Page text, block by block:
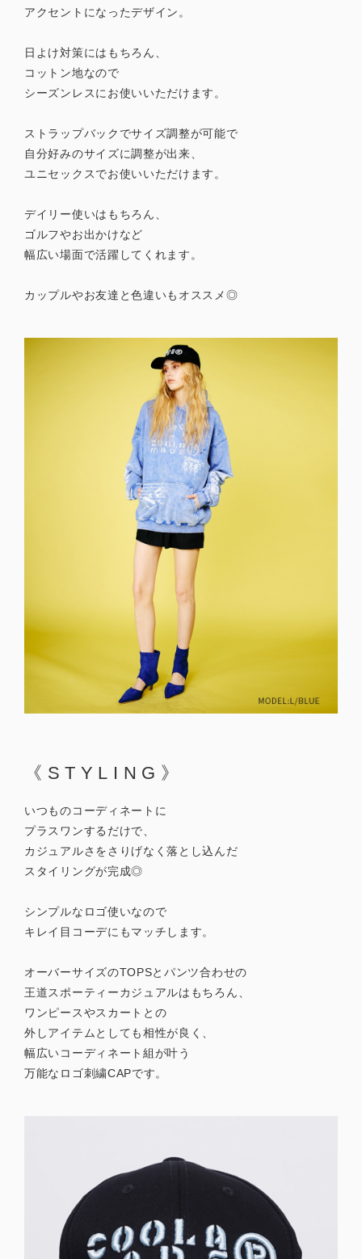
アクセントになったデザイン。
日よけ対策にはもちろん、
コットン地なので
シーズンレスにお使いいただけます。
ストラップバックでサイズ調整が可能で
自分好みのサイズに調整が出来、
ユニセックスでお使いいただけます。
デイリー使いはもちろん、
ゴルフやお出かけなど
幅広い場面で活躍してくれます。
カップルやお友達と色違いもオススメ◎
《STYLING》
いつものコーディネートに
プラスワンするだけで、
カジュアルさをさりげなく落とし込んだ
スタイリングが完成◎
シンプルなロゴ使いなので
キレイ目コーデにもマッチします。
オーバーサイズのTOPSとパンツ合わせの
王道スポーティーカジュアルはもちろん、
ワンピースやスカートとの
外しアイテムとしても相性が良く、
幅広いコーディネート組が叶う
万能なロゴ刺繍CAPです。